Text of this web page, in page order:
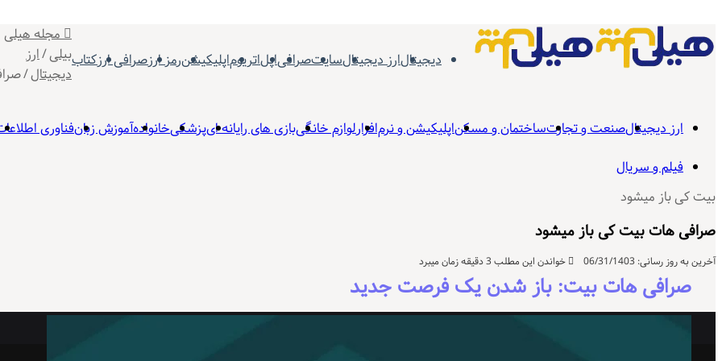
دیجیتالارز دیجیتالسایتصرافیاپلاتریوماپلیکیشنرمز ارزصرافی ارزکتاب
ارز دیجیتالصنعت و تجارتساختمان و مسکناپلیکیشن و نرم‌افزارلوازم خانگیبازی های رایانه ایپزشکیخانوادهآموزش زبانفناوری
فیلم و سریال
مجله هیلی
بیلی/ارز
دیجیتال/
بیت کی باز میشود
صرافی هات بیت کی باز میشود
آخرین به روز رسانی: 06/31/1403 خواندن این مطلب 3 دقیقه زمان میبرد
صرافی هات بیت: باز شدن یک فرصت جدید